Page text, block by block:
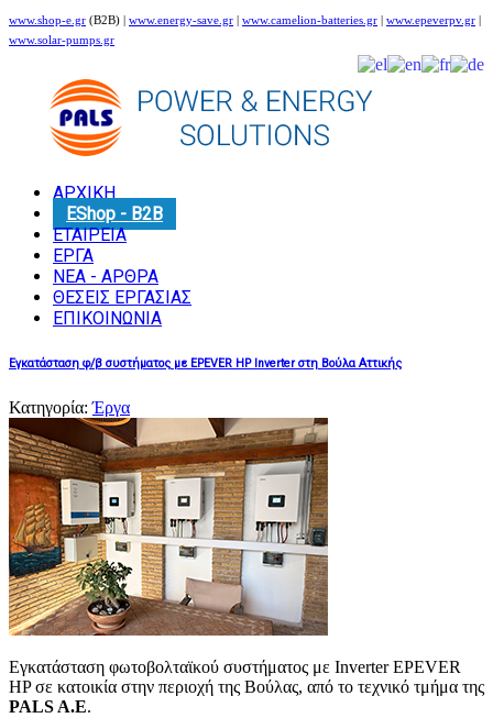
www.shop-e.gr (B2B) | www.energy-save.gr www.camelion-batteries.gr www.epeverpv.gr
www.solar-pumps.gr
ΑΡΧΙΚΗ
EShop - B2B
ΕΤΑΙΡΕΙΑ
ΕΡΓΑ
ΝΕΑ - ΑΡΘΡΑ
ΘΕΣΕΙΣ ΕΡΓΑΣΙΑΣ
ΕΠΙΚΟΙΝΩΝΙΑ
Εγκατάσταση φ/β συστήματος με EPEVER HP Inverter στη Βούλα Αττικής
Κατηγορία:Έργα
Εγκατάσταση φωτοβολταϊκού συστήματος με Inverter EPEVER
HP σε κατοικία στην περιοχή της Βούλας, από το τεχνικό τμήμα της
PALS A.E.